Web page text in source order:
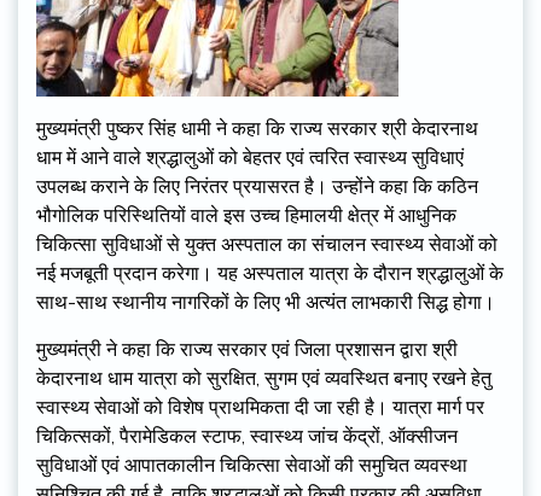
मुख्यमंत्री पुष्कर सिंह धामी ने कहा कि राज्य सरकार श्री केदारनाथ
धाम में आने वाले श्रद्धालुओं को बेहतर एवं त्वरित स्वास्थ्य सुविधाएं
उपलब्ध कराने के लिए निरंतर प्रयासरत है। उन्होंने कहा कि कठिन
भौगोलिक परिस्थितियों वाले इस उच्च हिमालयी क्षेत्र में आधुनिक
चिकित्सा सुविधाओं से युक्त अस्पताल का संचालन स्वास्थ्य सेवाओं को
नई मजबूती प्रदान करेगा। यह अस्पताल यात्रा के दौरान श्रद्धालुओं के
साथ-साथ स्थानीय नागरिकों के लिए भी अत्यंत लाभकारी सिद्ध होगा।
मुख्यमंत्री ने कहा कि राज्य सरकार एवं जिला प्रशासन द्वारा श्री
केदारनाथ धाम यात्रा को सुरक्षित, सुगम एवं व्यवस्थित बनाए रखने हेतु
स्वास्थ्य सेवाओं को विशेष प्राथमिकता दी जा रही है। यात्रा मार्ग पर
चिकित्सकों, पैरामेडिकल स्टाफ, स्वास्थ्य जांच केंद्रों, ऑक्सीजन
सुविधाओं एवं आपातकालीन चिकित्सा सेवाओं की समुचित व्यवस्था